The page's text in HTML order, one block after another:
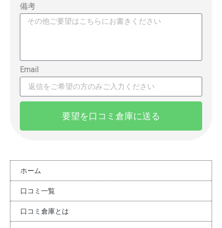
備考
Email
要望を口コミ倉庫に送る
ホーム
口コミ一覧
口コミ倉庫とは